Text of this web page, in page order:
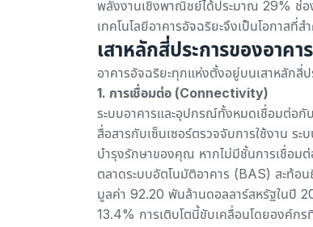
พลังงานเชิงพาณิชย์ได้ประมาณ 29% ช่อ
เทคโนโลยีอาคารอัจฉริยะจึงเป็นโอกาส
เสาหลักสี่ประการของอาคา
อาคารอัจฉริยะทุกแห่งตั้งอยู่บนเสาหลักสี่ป
1. การเชื่อมต่อ (Connectivity)
ระบบอาคารและอุปกรณ์ทั้งหมดเชื่อมต่อกั
สื่อสารกับเซ็นเซอร์ตรวจจับการใช้งาน ร
บำรุงรักษาของคุณ หากไม่มีชั้นการเชื่อม
ตลาดระบบอัตโนมัติอาคาร (BAS) สะท้อ
มูลค่า 92.20 พันล้านดอลลาร์สหรัฐในปี
13.4% การเติบโตนี้ขับเคลื่อนโดยองค์ก